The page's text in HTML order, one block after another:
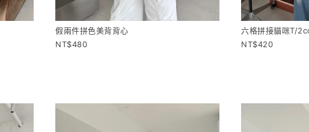
假兩件拼色美背背心
480
六格拼接貓咪T/
420